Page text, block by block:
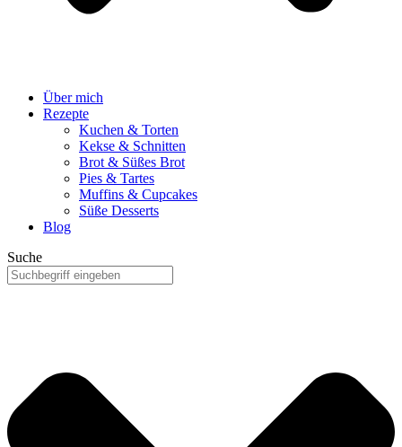
Über mich
Rezepte
Kuchen & Torten
Kekse & Schnitten
Brot & Süßes Brot
Pies & Tartes
Muffins & Cupcakes
Süße Desserts
Blog
Suche